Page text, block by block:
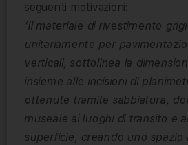
seguenti motivazioni:
‘Il materiale di rivestimento
unitariamente per
verticali, sottolinea la
insieme alle incisioni di
ottenute tramite sabbiatura,
museale ai luoghi di transito e
superficie, creando uno spazio